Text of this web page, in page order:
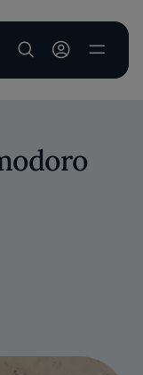
User account